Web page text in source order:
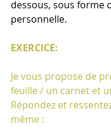
dessous, sous forme
personnelle.
EXERCICE:
Je vous propose de
feuille / un carnet et
Répondez et
même :